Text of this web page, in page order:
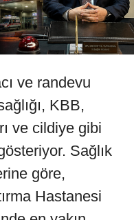
ve randevu
KBB,
ve cildiye gibi
Sağlık
göre,
Hastanesi